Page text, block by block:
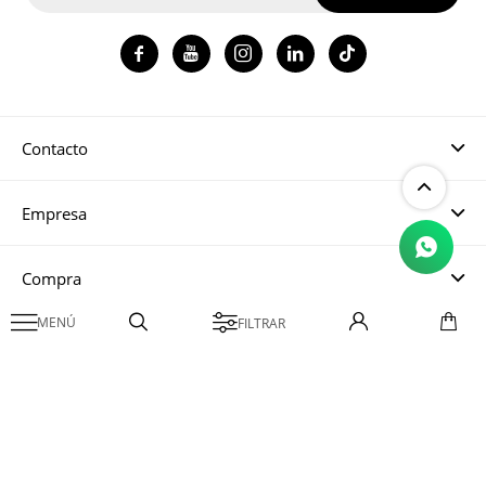

Contacto
Empresa
Compra
   